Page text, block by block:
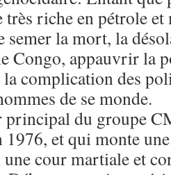
riche en pétrole
semer la mort, la
Congo, appauvrir la
la complication des
de se monde.
du groupe
et qui monte
une cour martiale et